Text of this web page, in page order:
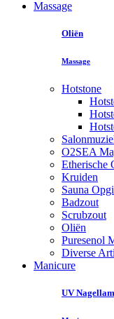
Massage
Oliën
Massage
Hotstone
O2SEA
Etherische
Kruiden
Sauna
Badzout
Scrubzout
Oliën
Puresenol
Diverse
Manicure
UV